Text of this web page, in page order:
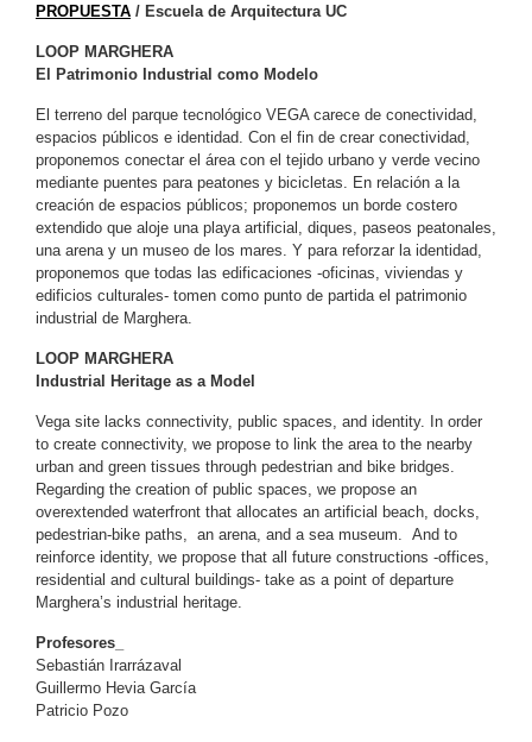
PROPUESTA / Escuela de Arquitectura UC
LOOP MARGHERA
El Patrimonio Industrial como Modelo
El terreno del parque tecnológico VEGA carece de conectividad,
espacios públicos e identidad. Con el fin de crear conectividad,
proponemos conectar el área con el tejido urbano y verde vecino
mediante puentes para peatones y bicicletas. En relación a la
creación de espacios públicos; proponemos un borde costero
extendido que aloje una playa artificial, diques, paseos peatonales,
una arena y un museo de los mares. Y para reforzar la identidad,
proponemos que todas las edificaciones -oficinas, viviendas y
edificios culturales- tomen como punto de partida el patrimonio
industrial de Marghera.
LOOP MARGHERA
Industrial Heritage as a Model
Vega site lacks connectivity, public spaces, and identity. In order
to create connectivity, we propose to link the area to the nearby
urban and green tissues through pedestrian and bike bridges.
Regarding the creation of public spaces, we propose an
overextended waterfront that allocates an artificial beach, docks,
pedestrian-bike paths, an arena, and a sea museum. And to
reinforce identity, we propose that all future constructions -offices,
residential and cultural buildings- take as a point of departure
Marghera’s industrial heritage.
Profesores_
Sebastián Irarrázaval
Guillermo Hevia García
Patricio Pozo